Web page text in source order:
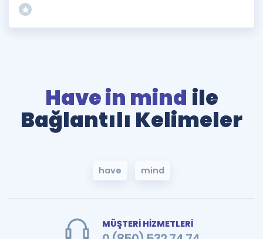
Have in mind ile
Bağlantılı Kelimeler
have mind
MÜŞTERİ HİZMETLERİ